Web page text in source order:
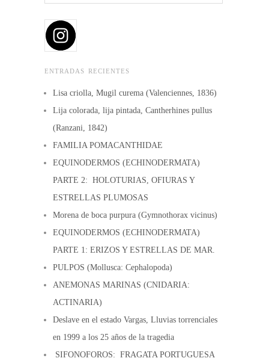
ENTRADAS RECIENTES
Lisa criolla, Mugil curema (Valenciennes, 1836)
Lija colorada, lija pintada, Cantherhines pullus
(Ranzani, 1842)
FAMILIA POMACANTHIDAE
EQUINODERMOS (ECHINODERMATA)
PARTE 2: HOLOTURIAS, OFIURAS Y
ESTRELLAS PLUMOSAS
Morena de boca purpura (Gymnothorax vicinus)
EQUINODERMOS (ECHINODERMATA)
PARTE 1: ERIZOS Y ESTRELLAS DE MAR.
PULPOS (Mollusca: Cephalopoda)
ANEMONAS MARINAS (CNIDARIA:
ACTINARIA)
Deslave en el estado Vargas, Lluvias torrenciales
en 1999 a los 25 años de la tragedia
SIFONOFOROS: FRAGATA PORTUGUESA